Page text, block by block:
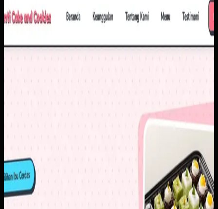
Yanti Cake & Cookies
produk. Di saat yang sama, brand membutuhkan tampilan
terstruktur, informasi produk yang mudah dipindai, dan CTA
order yang langsung mengarah ke alur komunikasi utama.
Hasilnya, pelanggan bisa memahami pilihan produk lebih
cepat sebelum masuk ke percakapan penjualan.